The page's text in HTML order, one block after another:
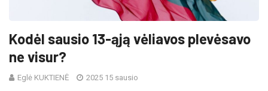
Kodėl sausio 13-ąją vėliavos plevėsavo
ne visur?
Eglė KUKTIENĖ 2025 15 sausio